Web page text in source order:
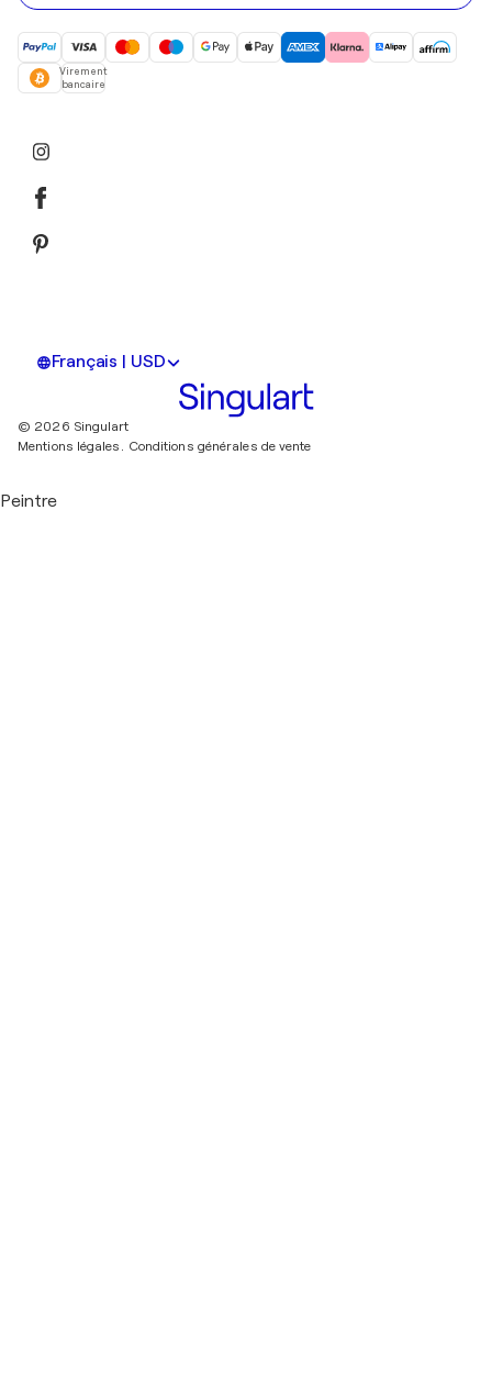
Virement
bancaire
Français | USD
© 2026 Singulart
Mentions légales. Conditions générales de vente
Peintre